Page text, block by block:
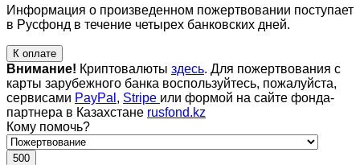
Информация о произведенном пожертвовании поступает
в Русфонд в течение четырех банковских дней.
К оплате
Внимание! Криптовалюты здесь. Для пожертвования с
карты зарубежного банка воспользуйтесь, пожалуйста,
сервисами PayPal , Stripe или формой на сайте фонда-
партнера в Казахстане rusfond.kz
Кому помочь?
500